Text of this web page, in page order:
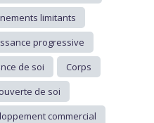
limitants
progressive
de soi
Corps
de soi
commercial